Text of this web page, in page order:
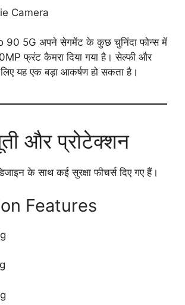
Camera
90 5G अपने सेगमेंट के कुछ चुनिंदा फोन्स में
फ्रंट कैमरा दिया गया है। सेल्फी और
लिए यह एक बड़ा आकर्षण हो सकता है।
और प्रोटेक्शन
के साथ कई सुरक्षा फीचर्स दिए गए हैं।
Features